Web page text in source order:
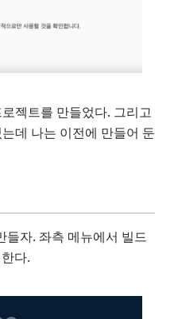
젝트를 만들었다. 그리고
데 나는 이전에 만들어 둔
들자. 좌측 메뉴에서 빌드
다.